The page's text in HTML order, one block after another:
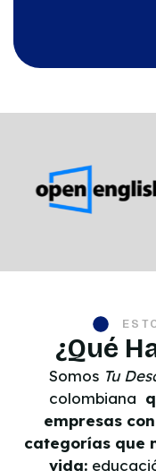
¿Qué
Somos Tu
colombiana q
empresas
categorías que
vida: